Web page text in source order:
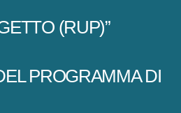
(RUP)”
PROGRAMMA DI